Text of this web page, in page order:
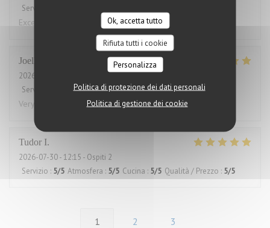
Ok, accetta tutto
Rifiuta tutti i cookie
Personalizza
Politica di protezione dei dati personali
Politica di gestione dei cookie
Servizio
Excellent food and service. Also good for low card diet.
Joelle
2026-07-30
- 12:00 - Ospiti 2
Servizio
Atmosfera: 5/5 Cucina:5/5 Qualità / Prezzo
Very good and always great service
Tudor I
2026-07-30- 12:15 - Ospiti 2
Servizio : 5/5 Atmosfera : 5/5 Cucina : 5/5 Qualità / Prezzo : 5/5
1 2 3